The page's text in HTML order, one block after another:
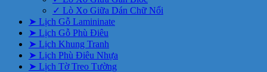
✓ Lò Xo Giữa Dán Chữ Nổi
➤ Lịch Gỗ Lamininate
➤ Lịch Gỗ Phù Điêu
➤ Lịch Khung Tranh
➤ Lịch Phù Điêu Nhựa
➤ Lịch Tờ Treo Tường